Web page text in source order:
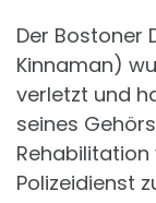
Der Bostoner
Kinnaman)
verletzt und
seines
Rehabilitation
Polizeidienst